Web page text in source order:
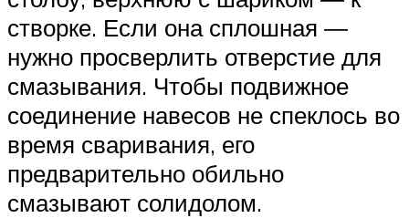
створке. Если она сплошная ―
нужно просверлить отверстие для
смазывания. Чтобы подвижное
соединение навесов не спеклось во
время сваривания, его
предварительно обильно
смазывают солидолом.